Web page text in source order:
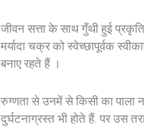
जीवन सत्ता के साथ गुँथी हुई
मर्यादा चक्र को स्वेच्छापूर्वक
बनाए रहते हैं ।
रुग्णता से उनमें से किसी का पाला
दुर्घटनाग्रस्त भी होते हैं. पर उस